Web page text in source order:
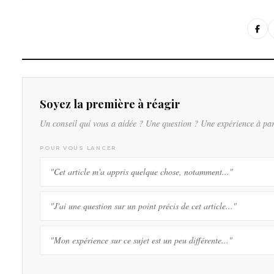
Soyez la première à réagir
Un conseil qui vous a aidée ? Une question ? Une expérience à
POUR VOUS LANCER
"Cet article m'a appris quelque chose, notamment..."
"J'ai une question sur un point précis de cet article..."
"Mon expérience sur ce sujet est un peu différente..."